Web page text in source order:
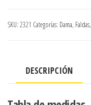
CAPAS
cantidad
SKU: 2321 Categorías: Dama, Faldas,
DESCRIPCIÓN